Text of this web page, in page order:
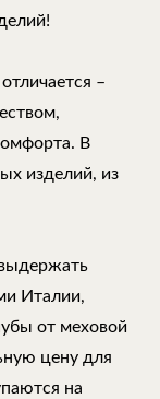
–
В
изделий, из
Италии,
от меховой
цену для
на